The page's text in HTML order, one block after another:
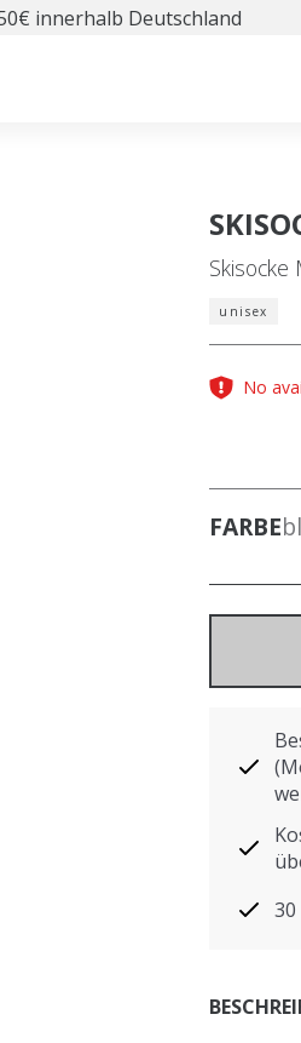
innerhalb Deutschland
Skisocke
unisex
No
FARBE